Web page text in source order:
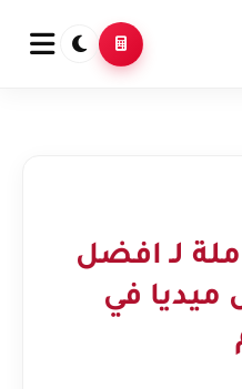
لـ افضل
في